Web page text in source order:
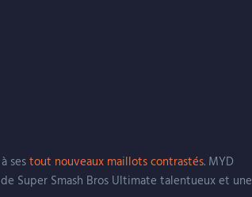
sestout nouveaux maillots contrastés. MYD
Super Smash Bros Ultimate talentueux et une